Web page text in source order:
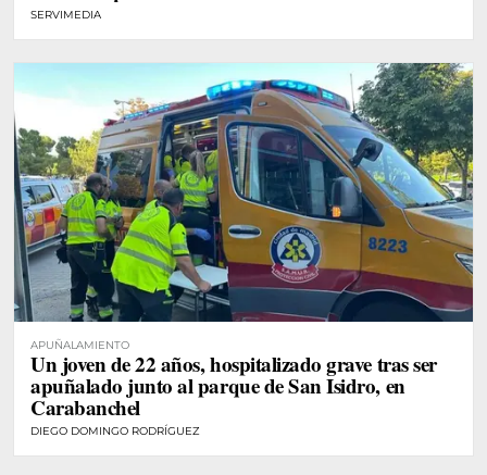
SERVIMEDIA
APUÑALAMIENTO
Un joven de 22 años, hospitalizado grave tras ser
apuñalado junto al parque de San Isidro, en
Carabanchel
DIEGO DOMINGO RODRÍGUEZ